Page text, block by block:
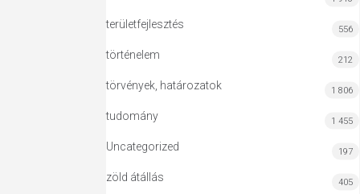
területfejlesztés 556
történelem 212
törvények, határozatok 1 806
tudomány 1 455
Uncategorized 197
zöld átállás 405